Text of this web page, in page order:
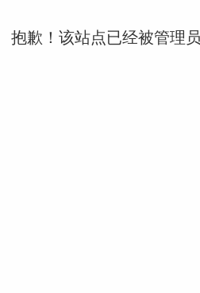
抱歉！该站点已经被管理